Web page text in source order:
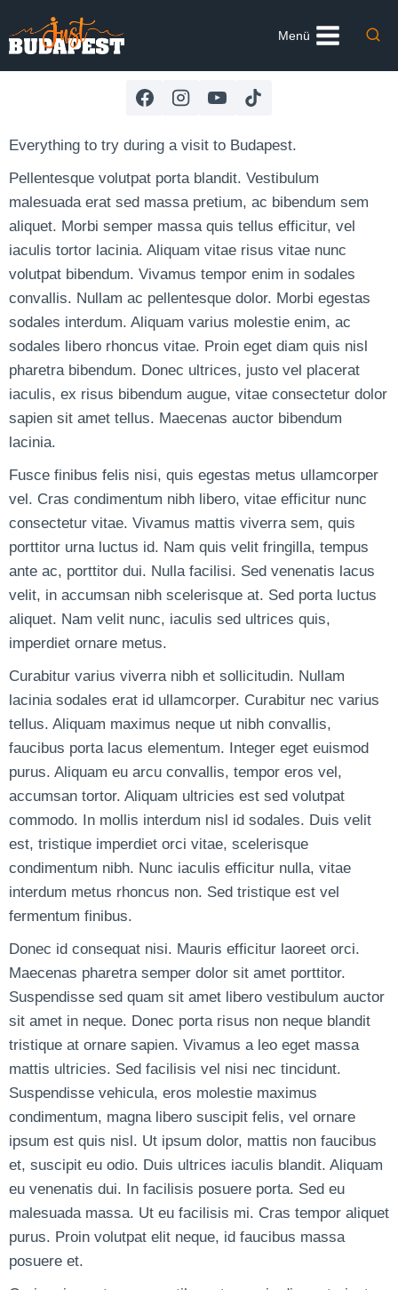
to
content
Menü
Everything to try during a visit to Budapest.
Pellentesque volutpat porta blandit. Vestibulum
malesuada erat sed massa pretium, ac bibendum sem
aliquet. Morbi semper massa quis tellus efficitur, vel
iaculis tortor lacinia. Aliquam vitae risus vitae nunc
volutpat bibendum. Vivamus tempor enim in sodales
convallis. Nullam ac pellentesque dolor. Morbi egestas
sodales interdum. Aliquam varius molestie enim, ac
sodales libero rhoncus vitae. Proin eget diam quis nisl
pharetra bibendum. Donec ultrices, justo vel placerat
iaculis, ex risus bibendum augue, vitae consectetur dolor
sapien sit amet tellus. Maecenas auctor bibendum
lacinia.
Fusce finibus felis nisi, quis egestas metus ullamcorper
vel. Cras condimentum nibh libero, vitae efficitur nunc
consectetur vitae. Vivamus mattis viverra sem, quis
porttitor urna luctus id. Nam quis velit fringilla, tempus
ante ac, porttitor dui. Nulla facilisi. Sed venenatis lacus
velit, in accumsan nibh scelerisque at. Sed porta luctus
aliquet. Nam velit nunc, iaculis sed ultrices quis,
imperdiet ornare metus.
Curabitur varius viverra nibh et sollicitudin. Nullam
lacinia sodales erat id ullamcorper. Curabitur nec varius
tellus. Aliquam maximus neque ut nibh convallis,
faucibus porta lacus elementum. Integer eget euismod
purus. Aliquam eu arcu convallis, tempor eros vel,
accumsan tortor. Aliquam ultricies est sed volutpat
commodo. In mollis interdum nisl id sodales. Duis velit
est, tristique imperdiet orci vitae, scelerisque
condimentum nibh. Nunc iaculis efficitur nulla, vitae
interdum metus rhoncus non. Sed tristique est vel
fermentum finibus.
Donec id consequat nisi. Mauris efficitur laoreet orci.
Maecenas pharetra semper dolor sit amet porttitor.
Suspendisse sed quam sit amet libero vestibulum auctor
sit amet in neque. Donec porta risus non neque blandit
tristique at ornare sapien. Vivamus a leo eget massa
mattis ultricies. Sed facilisis vel nisi nec tincidunt.
Suspendisse vehicula, eros molestie maximus
condimentum, magna libero suscipit felis, vel ornare
ipsum est quis nisl. Ut ipsum dolor, mattis non faucibus
et, suscipit eu odio. Duis ultrices iaculis blandit. Aliquam
eu venenatis dui. In facilisis posuere porta. Sed eu
malesuada massa. Ut eu facilisis mi. Cras tempor aliquet
purus. Proin volutpat elit neque, id faucibus massa
posuere et.